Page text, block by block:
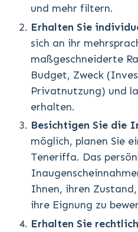
und mehr filtern.
Erhalten Sie
sich an ihr
maßgeschneiderte
Budget, Zweck
Privatnutzung) und
erhalten.
Besichtigen Sie die
möglich, planen Sie
Teneriffa. Das
Ihnen, ihren
ihre Eignung zu
Erhalten Sie